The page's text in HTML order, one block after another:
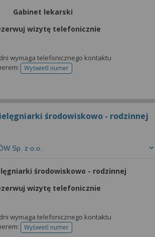
Gabinet lekarski
wizytę telefonicznie
wymaga telefonicznego kontaktu
Wyświetl numertelefonu do rejestracji
środowiskowo - rodzinnej
Sp. z o.o.
środowiskowo - rodzinnej
wizytę telefonicznie
wymaga telefonicznego kontaktu
Wyświetl numertelefonu do rejestracji